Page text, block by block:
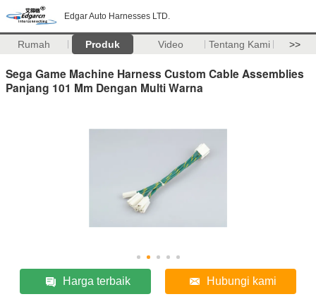
Edgar Auto Harnesses LTD.
Rumah Produk Video Tentang Kami >>
Sega Game Machine Harness Custom Cable Assemblies
Panjang 101 Mm Dengan Multi Warna
Harga terbaik Hubungi kami